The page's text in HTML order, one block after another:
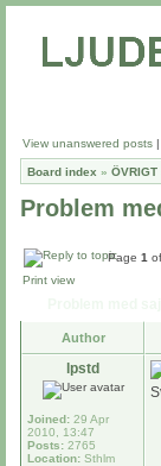
View unanswered posts |
Board index » ÖVRIGT
Problem
Page 1 of
Print view
Author
lpstd
Joined: 29 Apr
2010, 13:47
Posts: 2765
Location: Sthlm